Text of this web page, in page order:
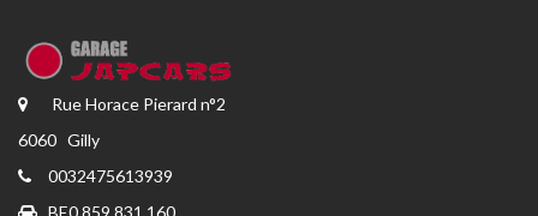
Rue Horace Pierard n°2
6060 Gilly
0032475613939